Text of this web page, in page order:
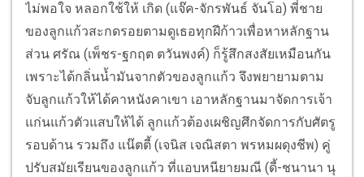
ไม่พอใจ หลอกใช้ให้ เกิด (แจ๊ค-จักรพันธ์ จันโอ) พี่ชาย
ของลูกแก้วสะกดรอยตามดูเธอทุกฝีก้าวเพื่อหาหลักฐาน
ส่วน ศรัณ (เพ็ชร-ฐกฤต ตวันพงค์) ก็รู้สึกสงสัยเหมือนกัน
เพราะได้กลิ่นน้ำมันจากตัวของลูกแก้ว จึงพยายามตาม
จับลูกแก้วให้ได้คาหนังคาเขา เอาหลักฐานมาจัดการเจ้า
แก่นแก้วตัวแสบให้ได้ ลูกแก้วต้องเผชิญศึกจัดการกับศัตรู
รอบด้าน รวมถึง แน๊ตตี้ (เจนิส เจณิสตา พรหมผดุงชีพ) คู่
ปรับสมัยเรียนของลูกแก้ว ที่แอบหนียายมณี (ดี้-ชนานา นุ